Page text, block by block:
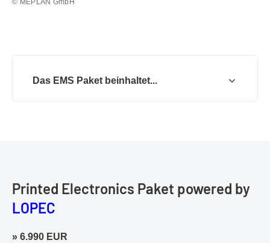
© MEPLAN GmbH
Das EMS Paket beinhaltet...
Printed Electronics Paket powered by
LOPEC
» 6.990 EUR